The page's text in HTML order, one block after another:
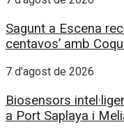
Sagunt a Escena
centavos’ amb
7 d'agost de 2026
Biosensors
a Port Saplaya i